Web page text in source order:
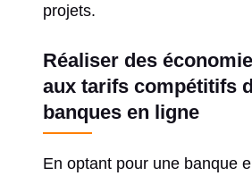
projets.
Réaliser des
aux tarifs compétitifs
banques en ligne
En optant pour une banque